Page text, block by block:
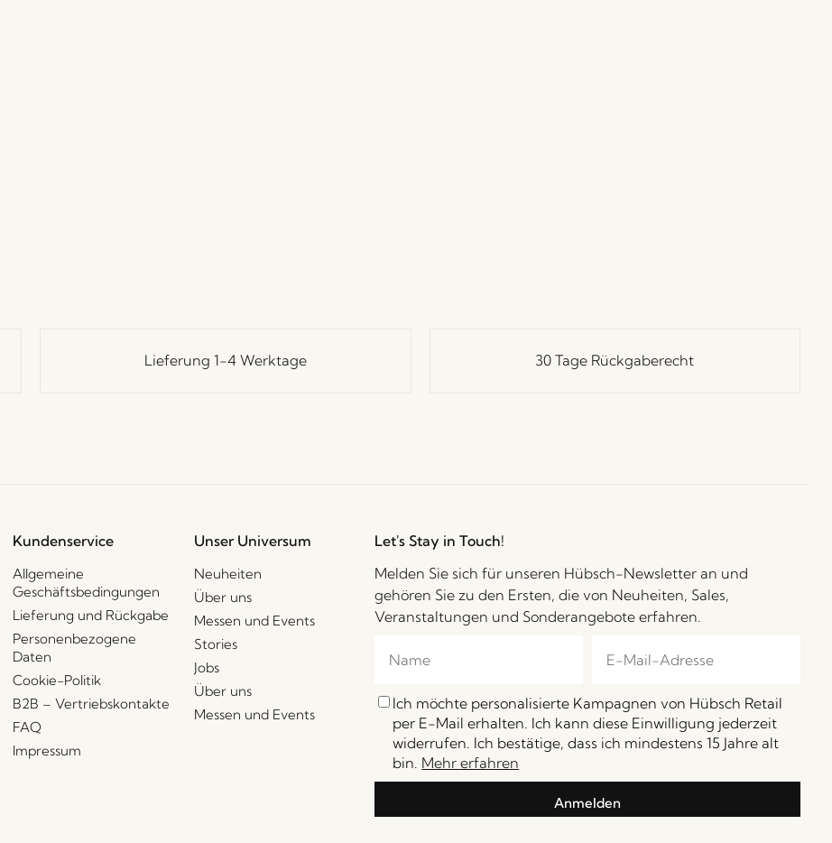
Lieferung 1-4 Werktage 30 Tage Rückgaberecht
Kundenservice
Allgemeine
Geschäftsbedingungen
Lieferung und Rückgabe
Personenbezogene
Daten
Cookie-Politik
B2B – Vertriebskontakte
FAQ
Impressum
Unser Universum
Neuheiten
Über uns
Messen und Events
Stories
Jobs
Über uns
Messen und Events
Let's Stay in Touch!
Melden Sie sich für unseren Hübsch-Newsletter an und
gehören Sie zu den Ersten, die von Neuheiten, Sales,
Veranstaltungen und Sonderangebote erfahren.
Ich möchte personalisierte Kampagnen von Hübsch Retail
per E-Mail erhalten. Ich kann diese Einwilligung jederzeit
widerrufen. Ich bestätige, dass ich mindestens 15 Jahre alt
bin. Mehr erfahren
Anmelden